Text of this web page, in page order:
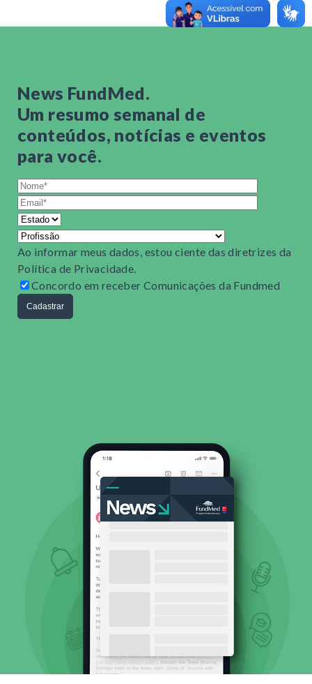
Dados informados erroneamente
Importante:não é permitida a troca de
Cursos de especialização:
Acessar oportal de inscritos.
News FundMed.
Um resumo semanal de
conteúdos, notícias e eventos
para você.
Ao informar meus dados, estou ciente das diretrizes da
Política de Privacidade
Concordo em receber Comunicações da Fundmed